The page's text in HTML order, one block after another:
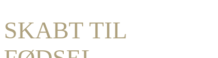
SKABT TIL